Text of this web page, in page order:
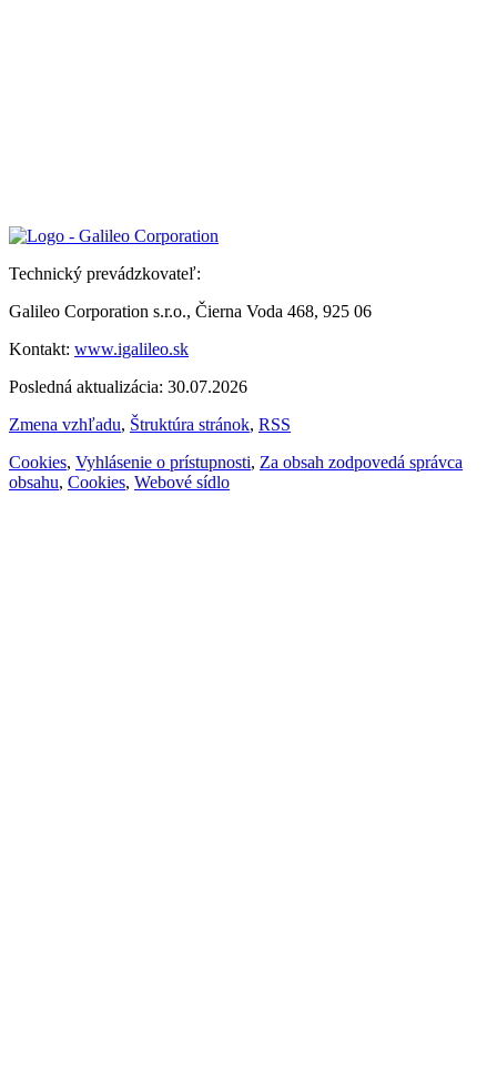
Technický prevádzkovateľ:
Galileo Corporation s.r.o., Čierna Voda 468, 925 06
Kontakt: www.igalileo.sk
Posledná aktualizácia: 30.07.2026
Zmena vzhľadu, Štruktúra stránok, RSS
Cookies, Vyhlásenie o prístupnosti, Za obsah zodpovedá správca
obsahu, Cookies, Webové sídlo